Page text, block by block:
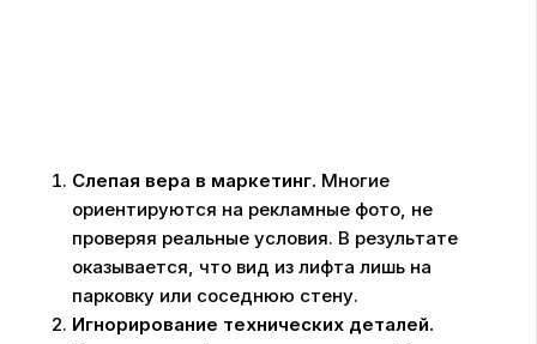
Слепая вера в маркетинг. Многие
ориентируются на рекламные фото, не
проверяя реальные условия. В результате
оказывается, что вид из лифта лишь на
парковку или соседнюю стену.
Игнорирование технических деталей.